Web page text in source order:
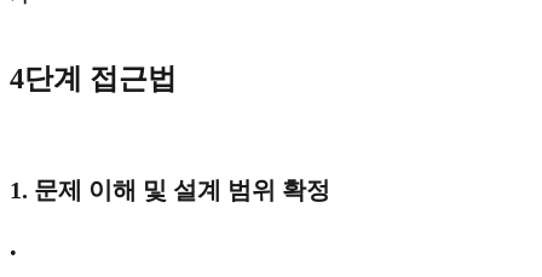
4단계 접근법
1. 문제 이해 및 설계 범위 확정
•